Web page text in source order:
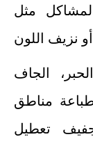
مثل
الجاف
مناطق
تعطيل